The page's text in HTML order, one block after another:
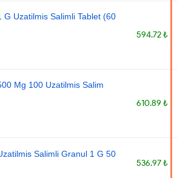
G Uzatilmis Salimli Tablet (60
594.72 ₺
Mg 100 Uzatilmis Salim
610.89 ₺
Salimli Granul 1 G 50
536.97 ₺